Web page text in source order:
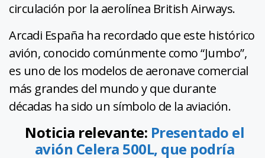
circulación por la aerolínea British Airways.
Arcadi España ha recordado que este histórico
avión, conocido comúnmente como “Jumbo”,
es uno de los modelos de aeronave comercial
más grandes del mundo y que durante
décadas ha sido un símbolo de la aviación.
Noticia relevante: Presentado el
avión Celera 500L, que podría